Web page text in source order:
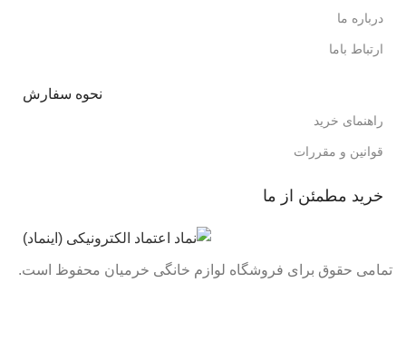
درباره ما
ارتباط باما
نحوه سفارش
راهنمای خرید
قوانین و مقررات
خرید مطمئن از ما
تمامی حقوق برای فروشگاه لوازم خانگی خرمیان محفوظ است.